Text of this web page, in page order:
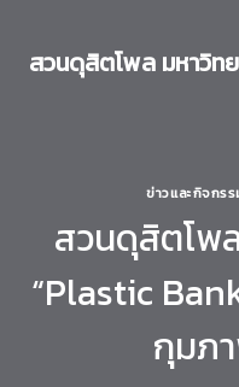
content
สวนดุสิตโพล มหาวิท
ข่าวและกิจกรร
สวนดุสิตโพ
“Plastic
กุมภ